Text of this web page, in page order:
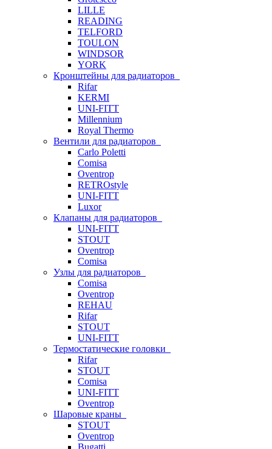
LILLE
READING
TELFORD
TOULON
WINDSOR
YORK
Кронштейны для радиаторов
Rifar
KERMI
UNI-FITT
Millennium
Royal Thermo
Вентили для радиаторов
Carlo Poletti
Comisa
Oventrop
RETROstyle
UNI-FITT
Luxor
Клапаны для радиаторов
UNI-FITT
STOUT
Oventrop
Comisa
Узлы для радиаторов
Comisa
Oventrop
REHAU
Rifar
STOUT
UNI-FITT
Термостатические головки
Rifar
STOUT
Comisa
UNI-FITT
Oventrop
Шаровые краны
STOUT
Oventrop
Bugatti